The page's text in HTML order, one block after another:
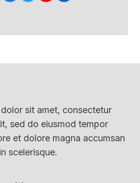
sit amet, consectetur
sed do eiusmod tempor
et dolore magna accumsan
in scelerisque.